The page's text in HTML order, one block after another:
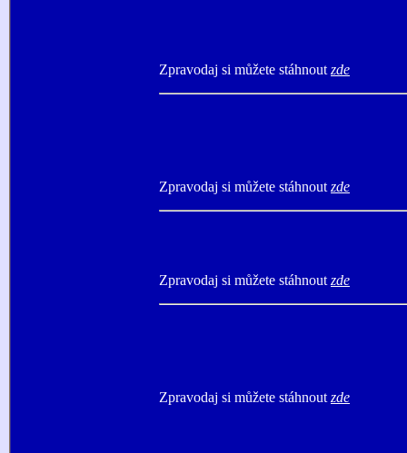
Zpravodaj si můžete stáhnout zde
Zpravodaj si můžete stáhnout zde
Zpravodaj si můžete stáhnout zde
Zpravodaj si můžete stáhnout zde